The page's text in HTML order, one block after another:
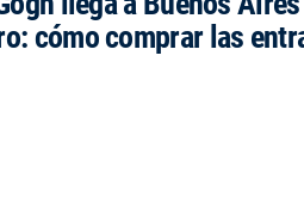
cómo comprar las